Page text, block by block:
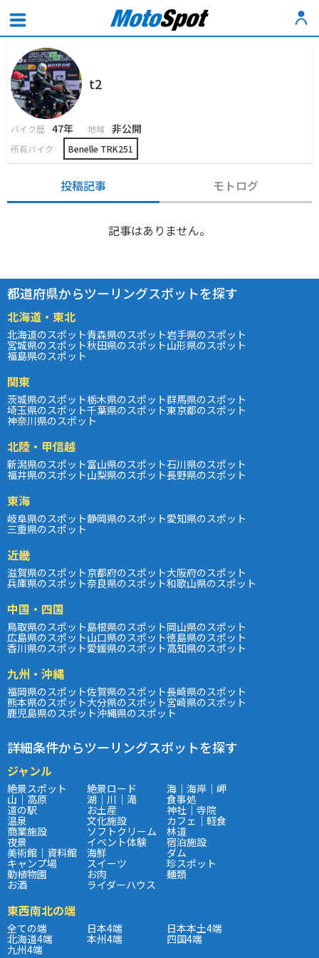
t2
バイク歴 47年 地域 非公開
所有バイク Benelle TRK251
投稿記事 モトログ
記事はありません。
都道府県からツーリングスポットを探す
北海道・東北
北海道のスポット青森県のスポット岩手県のスポット
宮城県のスポット秋田県のスポット山形県のスポット
福島県のスポット
関東
茨城県のスポット栃木県のスポット群馬県のスポット
埼玉県のスポット千葉県のスポット東京都のスポット
神奈川県のスポット
北陸・甲信越
新潟県のスポット富山県のスポット石川県のスポット
福井県のスポット山梨県のスポット長野県のスポット
東海
岐阜県のスポット静岡県のスポット愛知県のスポット
三重県のスポット
近畿
滋賀県のスポット京都府のスポット大阪府のスポット
兵庫県のスポット奈良県のスポット和歌山県のスポット
中国・四国
鳥取県のスポット島根県のスポット岡山県のスポット
広島県のスポット山口県のスポット徳島県のスポット
香川県のスポット愛媛県のスポット高知県のスポット
九州・沖縄
福岡県のスポット佐賀県のスポット長崎県のスポット
熊本県のスポット大分県のスポット宮崎県のスポット
鹿児島県のスポット沖縄県のスポット
詳細条件からツーリングスポットを探す
ジャンル
絶景スポット 絶景ロード 海｜海岸｜岬
山｜高原 湖｜川｜滝 食事処
道の駅 お土産 神社｜寺院
温泉 文化施設 カフェ｜軽食
商業施設 ソフトクリーム 林道
夜景 イベント体験 宿泊施設
美術館｜資料館 海鮮 ダム
キャンプ場 スイーツ 珍スポット
動植物園 お肉 麺類
お酒 ライダーハウス
東西南北の端
全ての端 日本4端 日本本土4端
北海道4端 本州4端 四国4端
九州4端